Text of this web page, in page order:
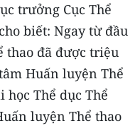
trưởng Cục Thể
biết: Ngay từ đầu
thao đã được triệu
Huấn luyện Thể
học Thể dục Thể
luyện Thể thao